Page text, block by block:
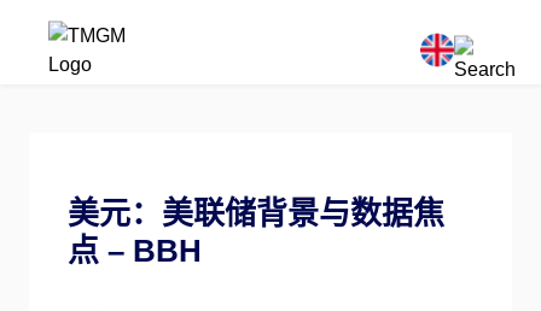
美元：美联储背景与数据焦
点 – BBH